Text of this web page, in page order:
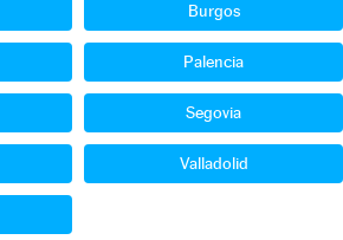
Burgos
Palencia
Segovia
Valladolid